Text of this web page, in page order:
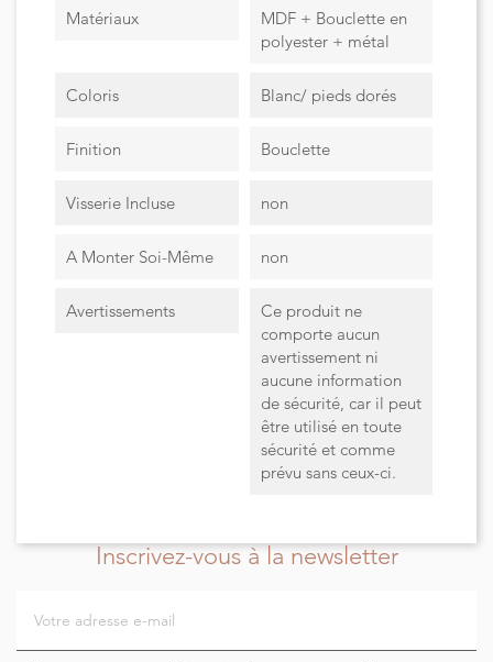
Matériaux
MDF + Bouclette en
polyester + métal
Coloris Blanc/ pieds dorés
Finition Bouclette
Visserie Incluse non
A Monter Soi-Même non
Avertissements
Ce produit ne
comporte aucun
avertissement ni
aucune information
de sécurité, car il peut
être utilisé en toute
sécurité et comme
prévu sans ceux-ci.
Inscrivez-vous à la newsletter